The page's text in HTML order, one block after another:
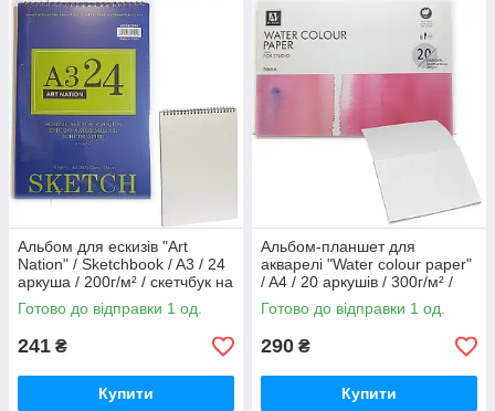
Альбом для ескизів "Art
Nation" / Sketchbook / A3 / 24
аркуша / 200г/м² / скетчбук на
спірали / XQSU3200
Готово до відправки 1 од.
241 ₴
Купити
Альбом-планшет для
акварелі "Water colour paper"
/ A4 / 20 аркушів / 300г/м² /
скетчбук клеєний / 430020-N
Готово до відправки 1 од.
290 ₴
Купити